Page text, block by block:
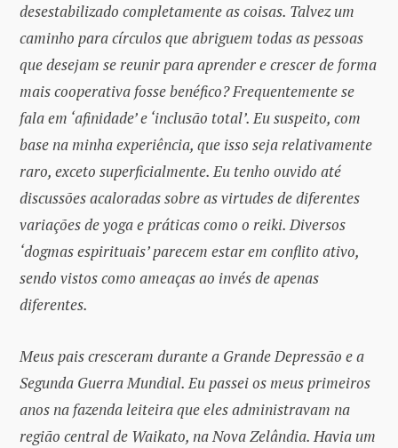
desestabilizado completamente as coisas. Talvez um
caminho para círculos que abriguem todas as pessoas
que desejam se reunir para aprender e crescer de forma
mais cooperativa fosse benéfico? Frequentemente se
fala em ‘afinidade’ e ‘inclusão total’. Eu suspeito, com
base na minha experiência, que isso seja relativamente
raro, exceto superficialmente. Eu tenho ouvido até
discussões acaloradas sobre as virtudes de diferentes
variações de yoga e práticas como o reiki. Diversos
‘dogmas espirituais’ parecem estar em conflito ativo,
sendo vistos como ameaças ao invés de apenas
diferentes.
Meus pais cresceram durante a Grande Depressão e a
Segunda Guerra Mundial. Eu passei os meus primeiros
anos na fazenda leiteira que eles administravam na
região central de Waikato, na Nova Zelândia. Havia um